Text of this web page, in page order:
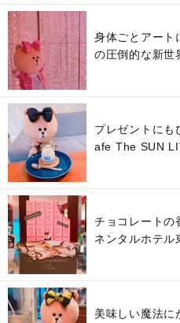
身体ごとアート
の圧倒的な新
プレゼントにも
afe The SUN
チョコレートの
ネンタルホテル
美味しい魔法